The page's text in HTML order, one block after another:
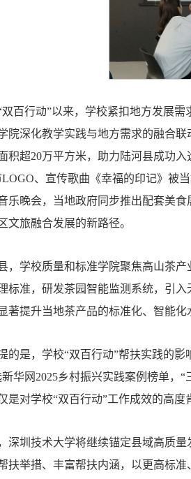
双百行动”以来，学校紧扣地方发展
院深化教学实践与地方需求的融合
积超20万平方米，助力陆河县成功
LOGO、宣传歌曲《幸福的印记》被
乐晚会，当地政府同步推出配套美
文旅融合发展的新路径。
，学校质量和标准学院聚焦高山茶
标准，研发茶园智能监测系统，引
著提升当地茶产品的标准化、智能
的是，学校“双百行动”帮扶实践的
华网2025乡村振兴实践案例榜单，
是对学校“双百行动”工作成效的高
深圳技术大学将继续锚定县域高质
扶举措、丰富帮扶内涵，以更高标